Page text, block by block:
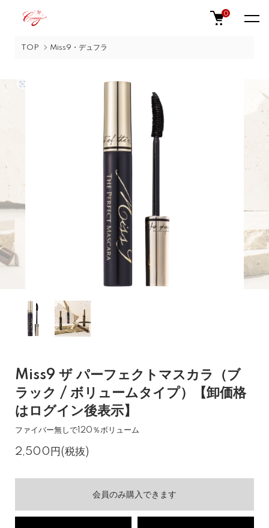
0
TOP Miss9・デュフラ
Miss9 ザ パーフェクトマスカラ（ブ
ラック / ボリュームタイプ）【卸価格
はログイン後表示】
ファイバー無しで120％ボリューム
2,500円(税抜)
会員のみ購入できます